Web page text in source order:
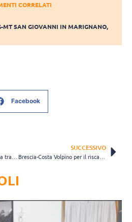
CORRELATI
MT SAN GIOVANNI IN MARIGNANO,
Facebook
SUCCESSIVO